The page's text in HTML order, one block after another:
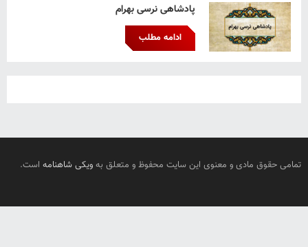
پادشاهی نرسی بهرام
ادامه مطلب
تمامی حقوق مادی و معنوی این سایت محفوظ و متعلق به ویکی شاهنامه است.